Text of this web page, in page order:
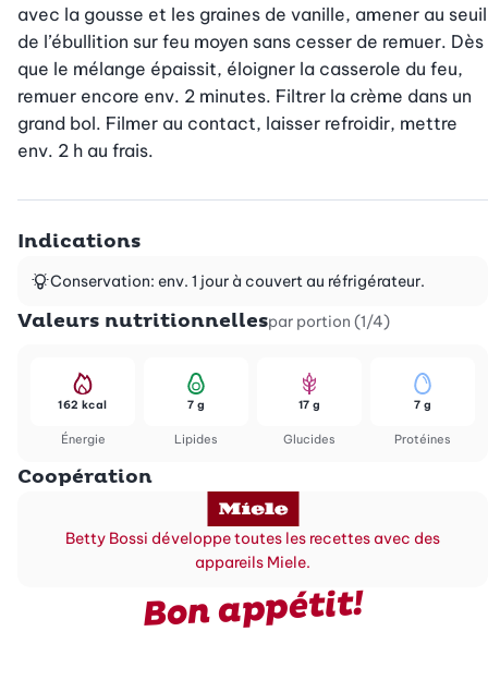
avec la gousse et les graines de vanille, amener au seuil
de l’ébullition sur feu moyen sans cesser de remuer. Dès
que le mélange épaissit, éloigner la casserole du feu,
remuer encore env. 2 minutes. Filtrer la crème dans un
grand bol. Filmer au contact, laisser refroidir, mettre
env. 2 h au frais.
Indications
Conservation: env. 1 jour à couvert au réfrigérateur.
Valeurs nutritionnellespar portion (1/4)
Énergie
162 kcal
Lipides
7 g
Glucides
17 g
Protéines
7 g
Coopération
Betty Bossi développe toutes les recettes avec des
appareils Miele.
Bon appétit!